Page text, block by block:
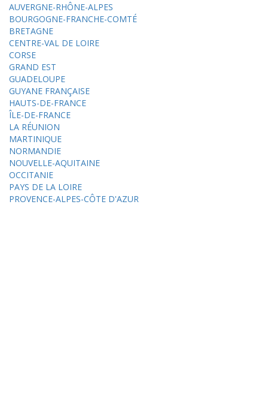
AUVERGNE-RHÔNE-ALPES
BOURGOGNE-FRANCHE-COMTÉ
BRETAGNE
CENTRE-VAL DE LOIRE
CORSE
GRAND EST
GUADELOUPE
GUYANE FRANÇAISE
HAUTS-DE-FRANCE
ÎLE-DE-FRANCE
LA RÉUNION
MARTINIQUE
NORMANDIE
NOUVELLE-AQUITAINE
OCCITANIE
PAYS DE LA LOIRE
PROVENCE-ALPES-CÔTE D'AZUR